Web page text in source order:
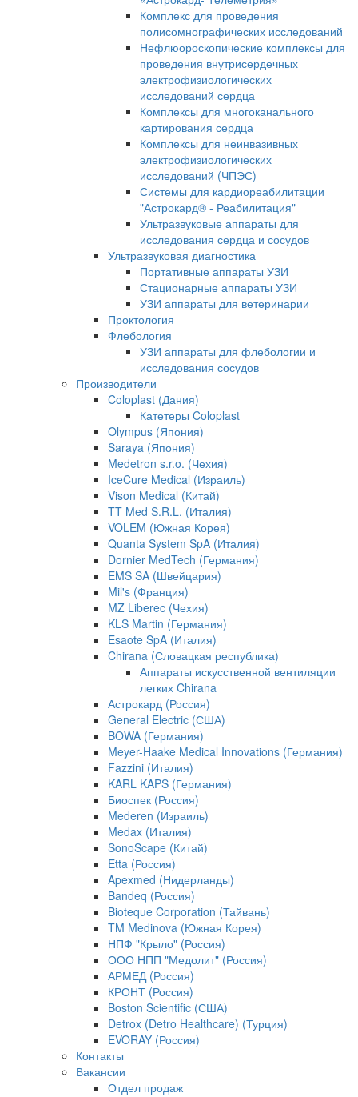
Комплекс для проведения
полисомнографических исследований
Нефлюороскопические комплексы для
проведения внутрисердечных
электрофизиологических
исследований сердца
Комплексы для многоканального
картирования сердца
Комплексы для неинвазивных
электрофизиологических
исследований (ЧПЭС)
Системы для кардиореабилитации
"Астрокард® - Реабилитация"
Ультразвуковые аппараты для
исследования сердца и сосудов
Ультразвуковая диагностика
Портативные аппараты УЗИ
Стационарные аппараты УЗИ
УЗИ аппараты для ветеринарии
Проктология
Флебология
УЗИ аппараты для флебологии и
исследования сосудов
Производители
Coloplast (Дания)
Катетеры Coloplast
Olympus (Япония)
Saraya (Япония)
Medetron s.r.o. (Чехия)
IceCure Medical (Израиль)
Vison Medical (Китай)
TT Med S.R.L. (Италия)
VOLEM (Южная Корея)
Quanta System SpA (Италия)
Dornier MedTech (Германия)
EMS SA (Швейцария)
Mil's (Франция)
MZ Liberec (Чехия)
KLS Martin (Германия)
Esaote SpA (Италия)
Chirana (Словацкая республика)
Аппараты искусственной вентиляции
легких Chirana
Астрокард (Россия)
General Electric (США)
BOWA (Германия)
Meyer-Haake Medical Innovations (Германия)
Fazzini (Италия)
KARL KAPS (Германия)
Биоспек (Россия)
Mederen (Израиль)
Medax (Италия)
SonoScape (Китай)
Etta (Россия)
Apexmed (Нидерланды)
Bandeq (Россия)
Bioteque Corporation (Тайвань)
TM Medinova (Южная Корея)
НПФ "Крыло" (Россия)
ООО НПП "Медолит" (Россия)
АРМЕД (Россия)
КРОНТ (Россия)
Boston Scientific (США)
Detrox (Detro Healthcare) (Турция)
EVORAY (Россия)
Контакты
Вакансии
Отдел продаж